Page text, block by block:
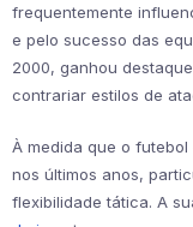
frequentemente
e pelo sucesso das
2000, ganhou
contrariar estilos de
À medida que o
nos últimos anos,
flexibilidade tática. A